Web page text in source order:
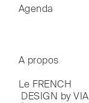
Agenda
A propos
Le FRENCH
DESIGN by VIA